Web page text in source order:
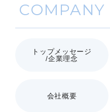
COMPANY
トップメッセージ
/企業理念
会社概要